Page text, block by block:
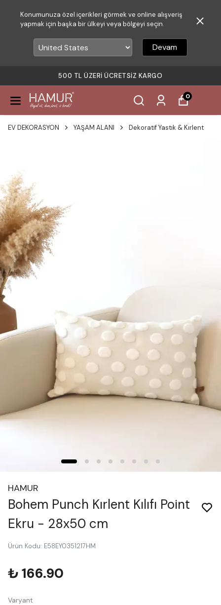
Konumunuza özel içerikleri görmek ve online alışveriş
yapmak için başka bir ülkeyi veya bölgeyi seçin.
Devam
500 TL ÜZERI ÜCRETSIZ KARGO
0
EV DEKORASYON YAŞAM ALANI Dekoratif Yastık & Kırlent
HAMUR
Bohem Punch Kırlent Kılıfı Point
Ekru - 28x50 cm
Ürün Kodu: E58EY0351217HM
₺ 166.90
Varyant